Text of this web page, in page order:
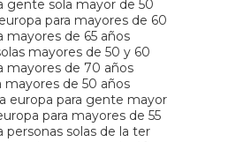
gente sola mayor de 50
para mayores de 60
mayores de 65 años
mayores de 50 y 60
mayores de 70 años
mayores de 50 años
europa para gente mayor
para mayores de 55
personas solas de la ter